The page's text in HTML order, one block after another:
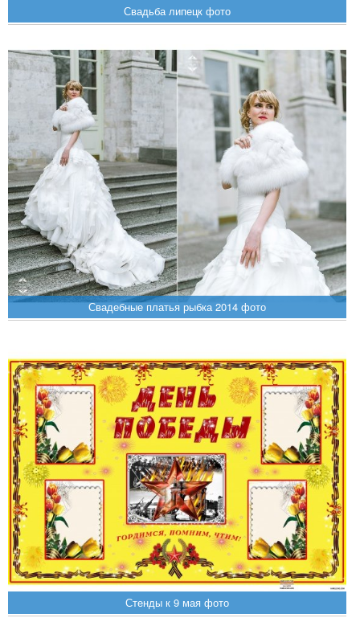
Свадьба липецк фото
Свадебные платья рыбка 2014 фото
Стенды к 9 мая фото